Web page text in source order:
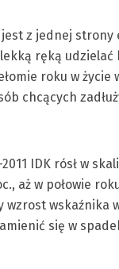
z jednej
ręką
roku w
chcących
IDK rósł w
aż w połowie
wzrost wskaźnika
się w